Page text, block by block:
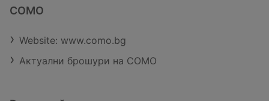
COMO
Website: www.como.bg
Актуални брошури на COMO